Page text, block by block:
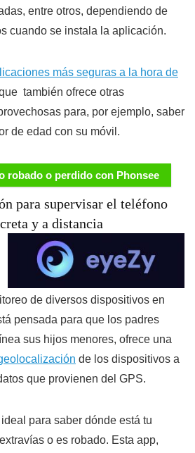
entre otros, dependiendo de
cuando se instala la aplicación.
más seguras a la hora de
también ofrece otras
para, por ejemplo, saber
de edad con su móvil.
robado o perdido con Phonsee
para supervisar el teléfono
y a distancia
de diversos dispositivos en
pensada para que los padres
sus hijos menores, ofrece una
de los dispositivos a
que provienen del GPS.
para saber dónde está tu
o es robado. Esta app,